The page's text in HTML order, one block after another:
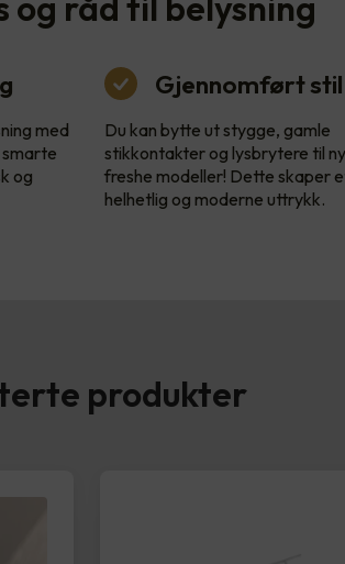
med
og
Gjennomført stil
Du kan bytte ut stygge, gamle
stikkontakter og lysbrytere til
freshe modeller! Dette skaper
helhetlig og moderne uttrykk.
produkter